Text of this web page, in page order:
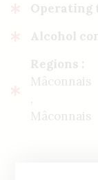
Operating
Alcohol
Regions :
Mâconnais
Mâconnais